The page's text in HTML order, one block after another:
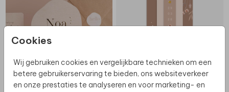
Cookies
Wij gebruiken cookies en vergelijkbare technieken om een
betere gebruikerservaring te bieden, ons websiteverkeer
en onze prestaties te analyseren en voor marketing- en
GOUDFOLIE LABELKAART